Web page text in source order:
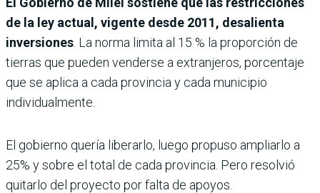
de la ley actual, vigente desde 2011, desalienta
inversiones . La norma limita al 15 % la proporción de
tierras que pueden venderse a extranjeros, porcentaje
que se aplica a cada provincia y cada municipio
individualmente.
El gobierno quería liberarlo, luego propuso ampliarlo a
25% y sobre el total de cada provincia. Pero resolvió
quitarlo del proyecto por falta de apoyos.